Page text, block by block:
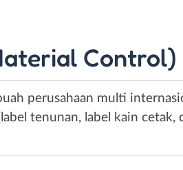
Control)
perusahaan multi
tenunan, label kain cetak,